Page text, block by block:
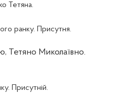
Тетяна.
ранку. Присутня.
Тетяно Миколаївно.
Присутній.